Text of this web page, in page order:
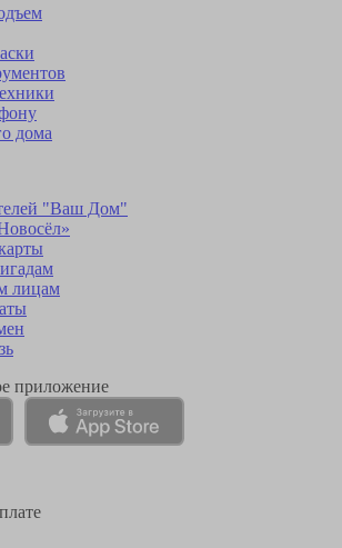
дома
"Ваш Дом"
лицам
приложение